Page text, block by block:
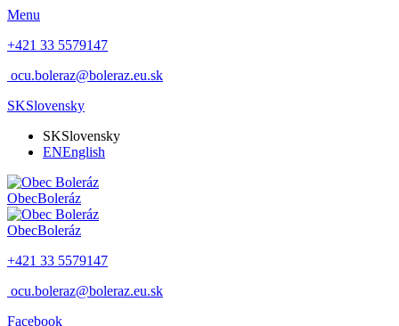
Menu
+421 33 5579147
ocu.boleraz@boleraz.eu.sk
SKSlovensky
SKSlovensky
ENEnglish
ObecBoleráz
ObecBoleráz
+421 33 5579147
ocu.boleraz@boleraz.eu.sk
Facebook